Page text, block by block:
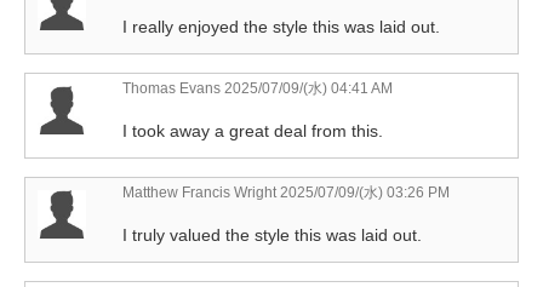
I really enjoyed the style this was laid out.
Thomas Evans 2025/07/09/(水) 04:41 AM
I took away a great deal from this.
Matthew Francis Wright2025/07/09/(水) 03:26 PM
I truly valued the style this was laid out.